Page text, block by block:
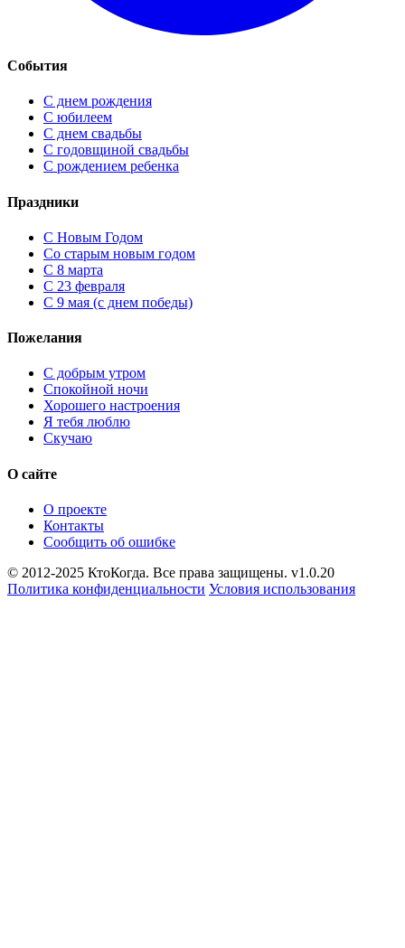
События
С днем рождения
С юбилеем
С днем свадьбы
С годовщиной свадьбы
С рождением ребенка
Праздники
C Новым Годом
Cо старым новым годом
С 8 марта
С 23 февраля
С 9 мая (с днем победы)
Пожелания
С добрым утром
Спокойной ночи
Хорошего настроения
Я тебя люблю
Скучаю
О сайте
О проекте
Контакты
Сообщить об ошибке
© 2012-2025 КтоКогда. Все права защищены. v1.0.20
Политика конфиденциальности Условия использования